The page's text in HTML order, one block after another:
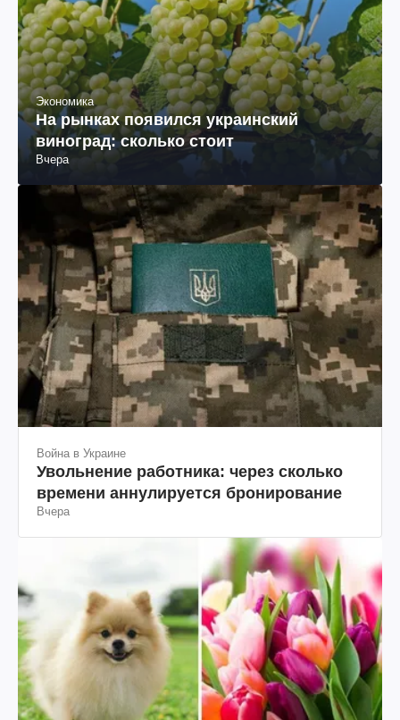
Экономика
На рынках появился украинский
виноград: сколько стоит
Вчера
Война в Украине
Увольнение работника: через сколько
времени аннулируется бронирование
Вчера